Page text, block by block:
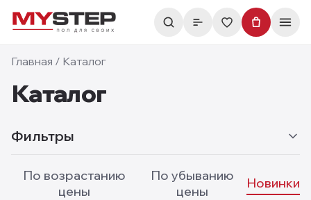
Главная / Каталог
Каталог
Фильтры
По возрастанию
цены
По убыванию
цены
Новинки